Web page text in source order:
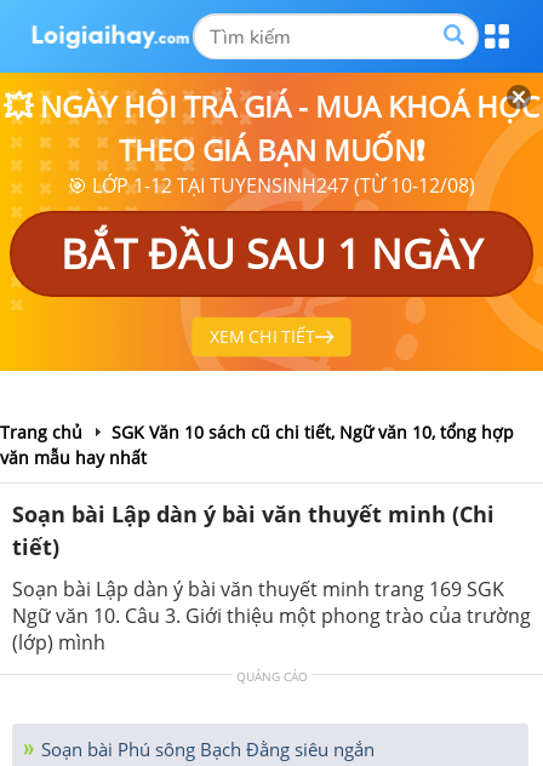
💥 NGÀY HỘI TRẢ GIÁ - MUA KHOÁ HỌC
THEO GIÁ BẠN MUỐN❗
🎯 LỚP 1-12 TẠI TUYENSINH247 (TỪ 10-12/08)
BẮT ĐẦU SAU 1 NGÀY
XEM CHI TIẾT
Trang chủ
SGK Văn 10 sách cũ chi tiết, Ngữ văn 10, tổng hợp
văn mẫu hay nhất
Soạn bài Lập dàn ý bài văn thuyết minh (Chi
tiết)
Soạn bài Lập dàn ý bài văn thuyết minh trang 169 SGK
Ngữ văn 10. Câu 3. Giới thiệu một phong trào của trường
(lớp) mình
QUẢNG CÁO
Soạn bài Phú sông Bạch Đằng siêu ngắn